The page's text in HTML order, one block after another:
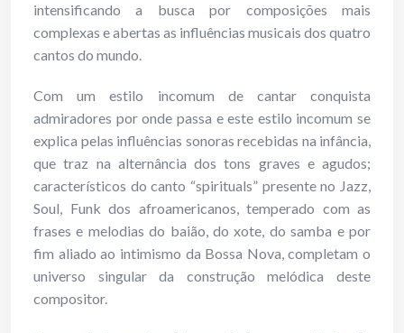
intensificando a busca por composições mais
complexas e abertas as influências musicais dos quatro
cantos do mundo.
Com um estilo incomum de cantar conquista
admiradores por onde passa e este estilo incomum se
explica pelas influências sonoras recebidas na infância,
que traz na alternância dos tons graves e agudos;
característicos do canto “spirituals” presente no Jazz,
Soul, Funk dos afroamericanos, temperado com as
frases e melodias do baião, do xote, do samba e por
fim aliado ao intimismo da Bossa Nova, completam o
universo singular da construção melódica deste
compositor.